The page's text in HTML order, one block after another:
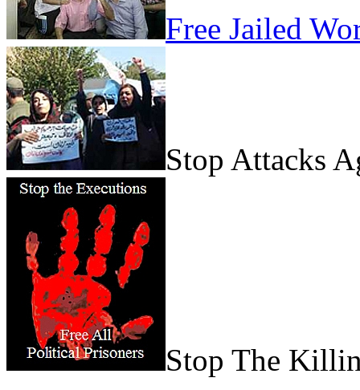
Free Jailed
Stop Attacks
Stop The